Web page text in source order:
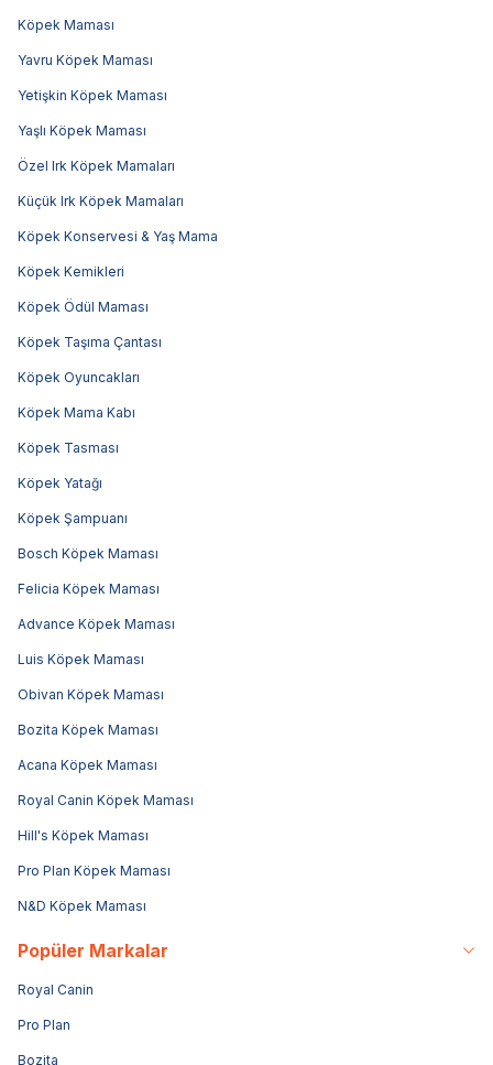
Köpek Maması
Yavru Köpek Maması
Yetişkin Köpek Maması
Yaşlı Köpek Maması
Özel Irk Köpek Mamaları
Küçük Irk Köpek Mamaları
Köpek Konservesi & Yaş Mama
Köpek Kemikleri
Köpek Ödül Maması
Köpek Taşıma Çantası
Köpek Oyuncakları
Köpek Mama Kabı
Köpek Tasması
Köpek Yatağı
Köpek Şampuanı
Bosch Köpek Maması
Felicia Köpek Maması
Advance Köpek Maması
Luis Köpek Maması
Obivan Köpek Maması
Bozita Köpek Maması
Acana Köpek Maması
Royal Canin Köpek Maması
Hill's Köpek Maması
Pro Plan Köpek Maması
N&D Köpek Maması
Popüler Markalar
Royal Canin
Pro Plan
Bozita